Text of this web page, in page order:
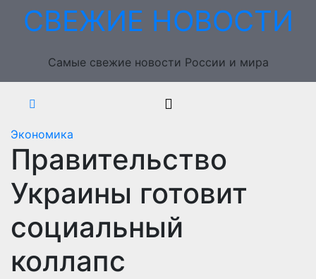
ПерейтиСВЕЖИЕ НОВОСТИ
Самые свежие новости России и мира
Экономика
Правительство
Украины готовит
социальный
коллапс